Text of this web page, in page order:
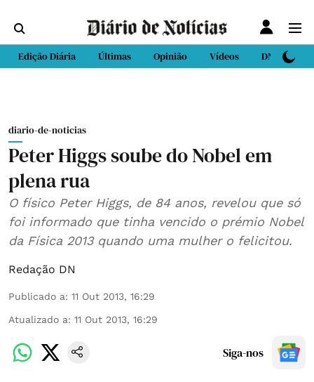
Edição Diária Últimas Opinião Vídeos DN Sport
diario-de-noticias
Peter Higgs soube do Nobel em
plena rua
O físico Peter Higgs, de 84 anos, revelou que só
foi informado que tinha vencido o prémio Nobel
da Física 2013 quando uma mulher o felicitou.
Redação DN
Publicado a: 11 Out 2013, 16:29
Atualizado a: 11 Out 2013, 16:29
Siga-nos